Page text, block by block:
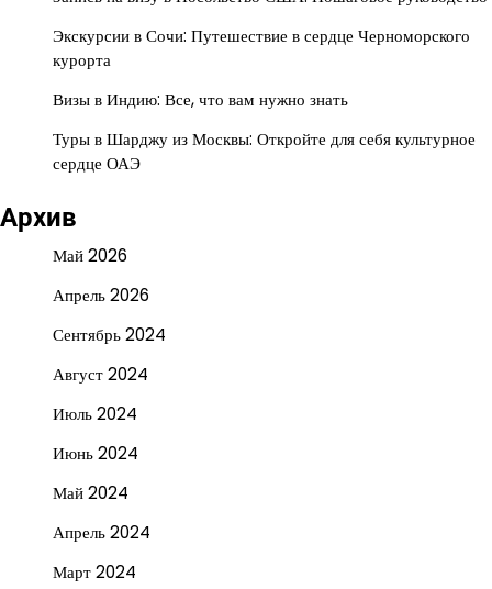
Экскурсии в Сочи: Путешествие в сердце Черноморского
курорта
Визы в Индию: Все, что вам нужно знать
Туры в Шарджу из Москвы: Откройте для себя культурное
сердце ОАЭ
Архив
Май 2026
Апрель 2026
Сентябрь 2024
Август 2024
Июль 2024
Июнь 2024
Май 2024
Апрель 2024
Март 2024